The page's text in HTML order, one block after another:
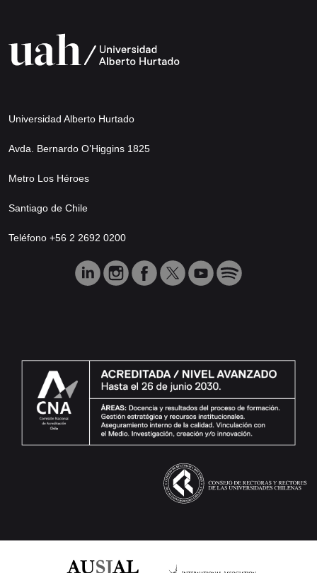
Universidad Alberto Hurtado
Avda. Bernardo O’Higgins 1825
Metro Los Héroes
Santiago de Chile
Teléfono +56 2 2692 0200